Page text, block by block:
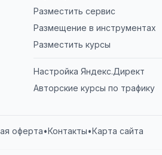
Разместить сервис
Размещение в инструментах
Разместить курсы
Настройка Яндекс.Директ
Авторские курсы по трафику
оферта•Контакты•Карта сайта